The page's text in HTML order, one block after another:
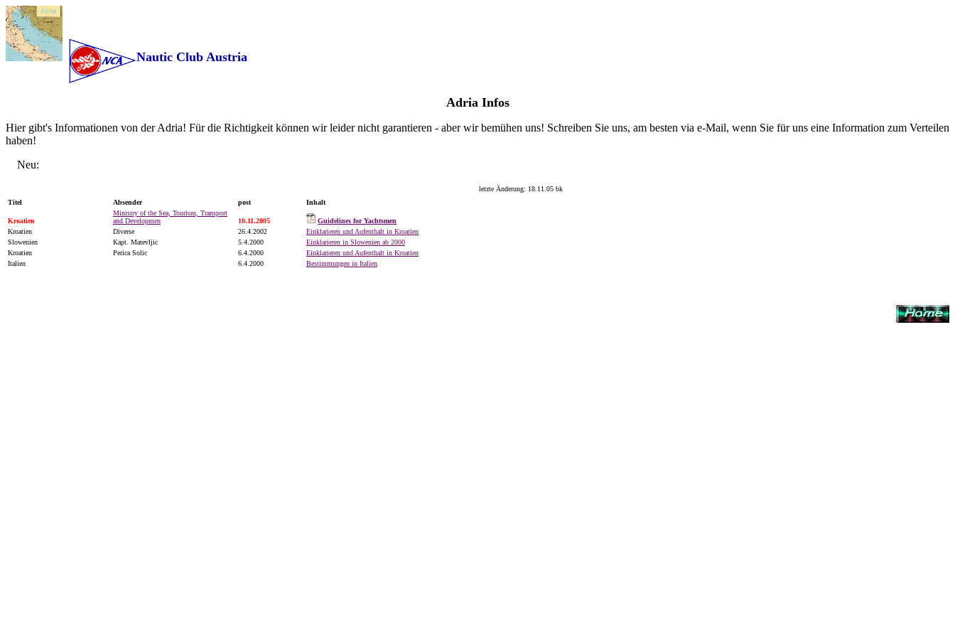
Nautic Club Austria
Adria Infos
Hier gibt's Informationen von der Adria! Für die Richtigkeit können wir leider nicht garantieren - aber wir bemühen uns! Schreiben Sie uns, am besten via e-Mail, wenn Sie für uns eine Information zum Verteilen
haben!
Neu:
letzte Änderung: 18.11.05 bk
Titel
Absender post Inhalt
Kroatien
Ministry of the Sea, Tourism, Transport
and Developmen
10.11.2005
Guidelines for Yachtsmen
Kroatien
Diverse 26.4.2002
Einklarieren und Aufenthalt in Kroatien
Slowenien
Kapt. Matevljic 5.4.2000
Einklarieren in Slowenien ab 2000
Kroatien
Perica Solic 6.4.2000
Einklarieren und Aufenthalt in Kroatien
Italien
6.4.2000 Bestimmungen in Italien